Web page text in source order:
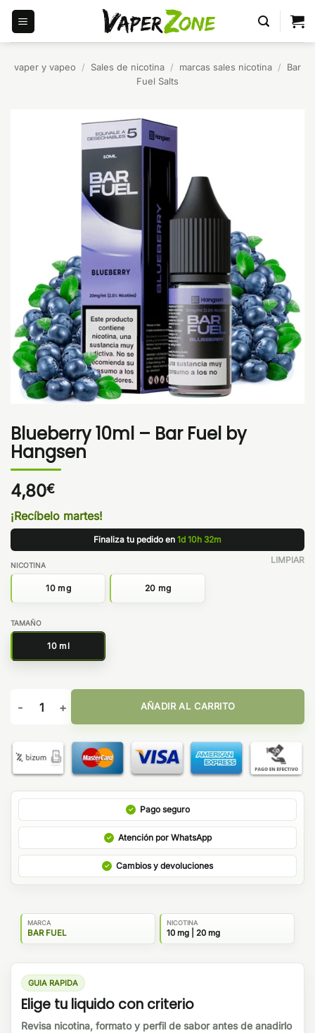
Saltar
contenido
vaper y vapeo / Sales de nicotina / marcas sales nicotina /
Bar
Fuel Salts
Blueberry 10ml – Bar Fuel by
Hangsen
4,80€
¡Recíbelo martes!
Finaliza tu pedido en 1d 10h 32m
NICOTINA
10 mg 20 mg
TAMAÑO
10 ml
LIMPIAR
Blueberry 10ml - Bar Fuel by Hangsen cantidad
AÑADIR AL CARRITO
Pago seguro
Atención por WhatsApp
Cambios y devoluciones
MARCA
BAR FUEL
NICOTINA
10 mg | 20 mg
GUIA RAPIDA
Elige tu liquido con criterio
Revisa nicotina, formato y perfil de sabor antes de anadirlo